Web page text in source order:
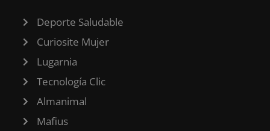
Deporte Saludable
Curiosite Mujer
Lugarnia
Tecnología Clic
Almanimal
Mafius